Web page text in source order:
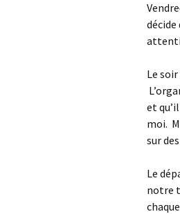
décide
Le
et
moi.
sur
Le
notre